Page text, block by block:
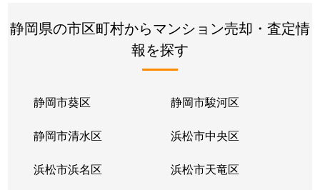
静岡県の市区町村からマンション売却・査定情
報を探す
静岡市葵区 静岡市駿河区
静岡市清水区 浜松市中央区
浜松市浜名区 浜松市天竜区